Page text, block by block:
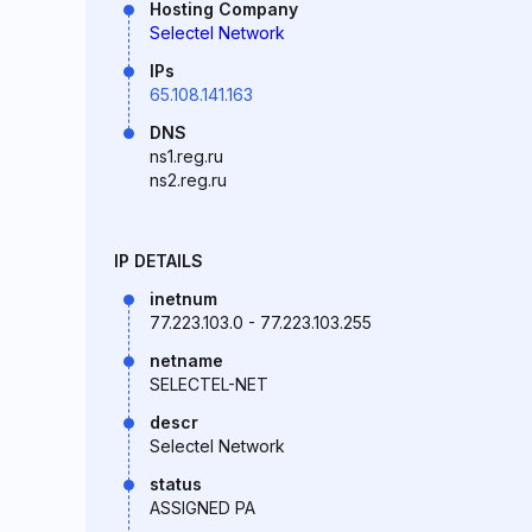
Hosting Company
Selectel Network
IPs
65.108.141.163
DNS
ns1.reg.ru
ns2.reg.ru
IP DETAILS
inetnum
77.223.103.0 - 77.223.103.255
netname
SELECTEL-NET
descr
Selectel Network
status
ASSIGNED PA